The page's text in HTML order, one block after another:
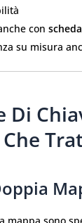
con
su misura
Di
mappa sono